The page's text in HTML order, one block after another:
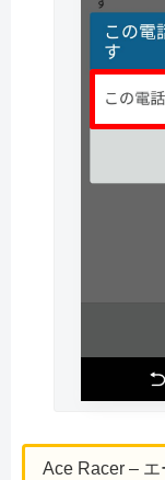
Ace Racer –